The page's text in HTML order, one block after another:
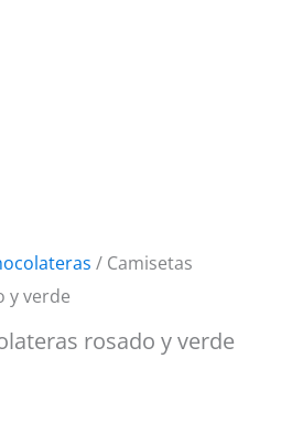
/ Camisetas
y verde
rosado y verde